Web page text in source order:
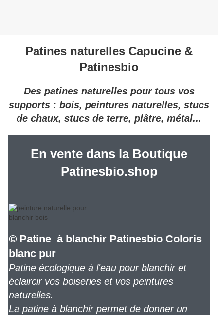
Patines naturelles Capucine &
Patinesbio
Des patines naturelles pour tous vos
supports : bois, peintures naturelles, stucs
de chaux, stucs de terre, plâtre, métal...
En vente dans la Boutique
Patinesbio.shop
© Patine à blanchir Patinesbio Coloris
blanc pur
Patine écologique à l'eau pour blanchir et
éclaircir vos boiseries et vos peintures
naturelles.
La patine à blanchir permet de donner un